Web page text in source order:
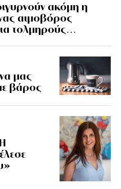
ακόμη η
αιμοβόρος
τολμηρούς…
μας
βάρος